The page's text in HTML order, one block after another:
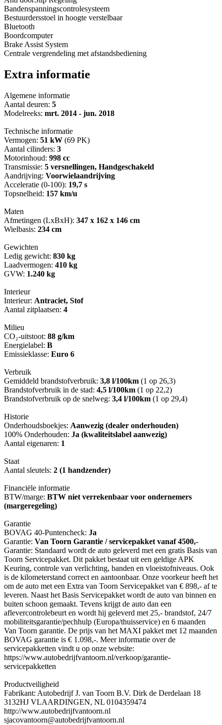
Bandenspanningscontrolesysteem
Bestuurdersstoel in hoogte verstelbaar
Bluetooth
Boordcomputer
Brake Assist System
Centrale vergrendeling met afstandsbediening
Extra informatie
Algemene informatie
Aantal deuren: 5
Modelreeks: mrt. 2014 - jun. 2018
Technische informatie
Vermogen: 51 kW (69 PK)
Aantal cilinders: 3
Motorinhoud: 998 cc
Transmissie: 5 versnellingen, Handgeschakeld
Aandrijving: Voorwielaandrijving
Acceleratie (0-100): 19,7 s
Topsnelheid: 157 km/u
Maten
Afmetingen (LxBxH): 347 x 162 x 146 cm
Wielbasis: 234 cm
Gewichten
Ledig gewicht: 830 kg
Laadvermogen: 410 kg
GVW: 1.240 kg
Interieur
Interieur: Antraciet, Stof
Aantal zitplaatsen: 4
Milieu
CO₂-uitstoot: 88 g/km
Energielabel: B
Emissieklasse: Euro 6
Verbruik
Gemiddeld brandstofverbruik: 3,8 l/100km (1 op 26,3)
Brandstofverbruik in de stad: 4,5 l/100km (1 op 22,2)
Brandstofverbruik op de snelweg: 3,4 l/100km (1 op 29,4)
Historie
Onderhoudsboekjes: Aanwezig (dealer onderhouden)
100% Onderhouden: Ja (kwaliteitslabel aanwezig)
Aantal eigenaren: 1
Staat
Aantal sleutels: 2 (1 handzender)
Financiële informatie
BTW/marge: BTW niet verrekenbaar voor ondernemers
(margeregeling)
Garantie
BOVAG 40-Puntencheck: Ja
Garantie: Van Toorn Garantie / servicepakket vanaf 4500,-
Garantie: Standaard wordt de auto geleverd met een gratis Basis van
Toorn Servicepakket. Dit pakket bestaat uit een geldige APK
Keuring, controle van verlichting, banden en vloeistofniveaus. Ook
is de kilometerstand correct en aantoonbaar. Onze voorkeur heeft het
om de auto met een Extra van Toorn Servicepakket van € 898,- af te
leveren. Naast het Basis Servicepakket wordt de auto van binnen en
buiten schoon gemaakt. Tevens krijgt de auto dan een
aflevercontrolebeurt en wordt hij geleverd met 25,- brandstof, 24/7
mobiliteitsgarantie/pechhulp (Europa/thuisservice) en 6 maanden
Van Toorn garantie. De prijs van het MAXI pakket met 12 maanden
BOVAG garantie is € 1.098,-. Meer informatie over de
servicepakketten vindt u op onze website:
https://www.autobedrijfvantoorn.nl/verkoop/garantie-
servicepakketten
Productveiligheid
Fabrikant: Autobedrijf J. van Toorn B.V. Dirk de Derdelaan 18
3132HJ VLAARDINGEN, NL 0104359474
http://www.autobedrijfvantoorn.nl
sjacovantoorn@autobedrijfvantoorn.nl